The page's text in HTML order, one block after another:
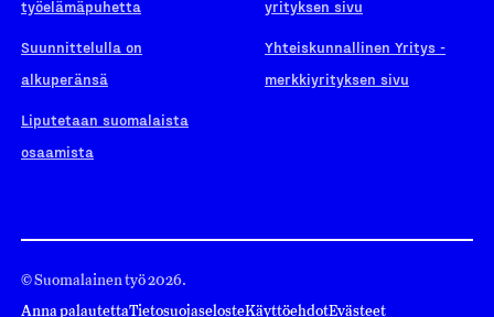
työelämäpuhetta
Suunnittelulla on
alkuperänsä
Liputetaan suomalaista
osaamista
yrityksen sivu
Yhteiskunnallinen Yritys -
merkkiyrityksen sivu
© Suomalainen työ 2026.
Anna palautettaTietosuojaselosteKäyttöehdotEvästeet